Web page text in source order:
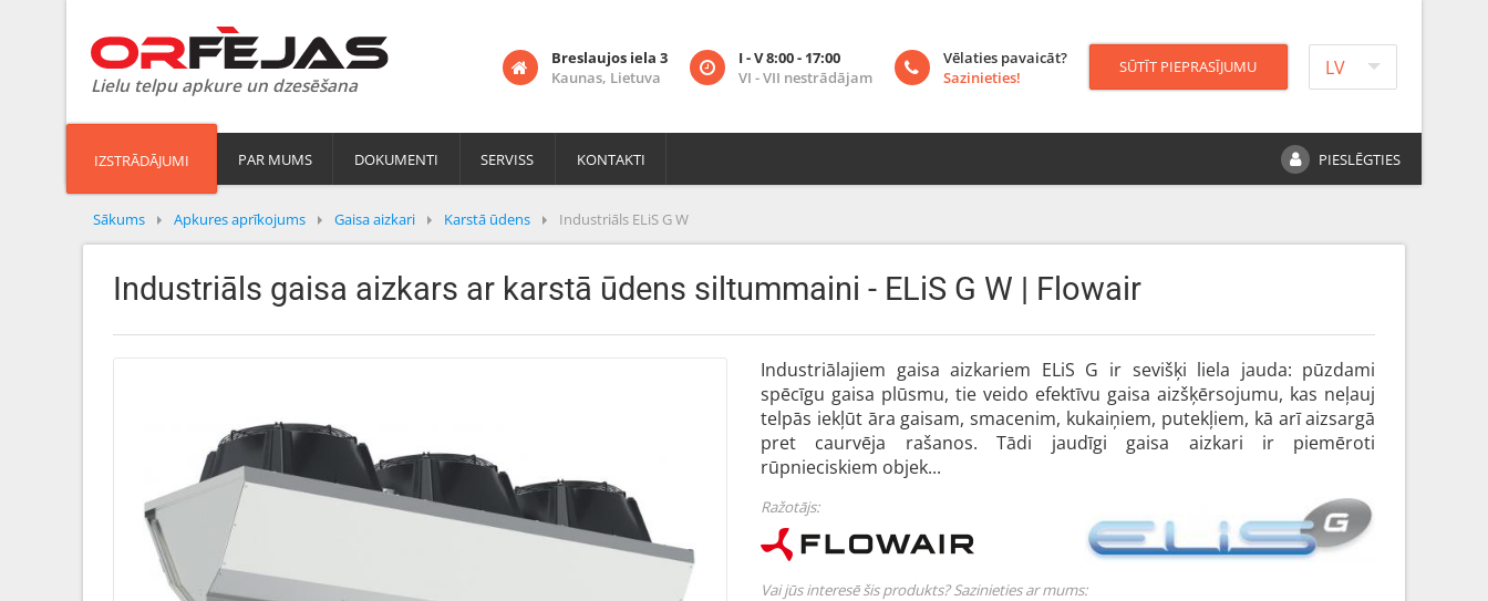
Lielu telpu apkure un dzesēšana
LV
Breslaujos iela 3
Kaunas, Lietuva
I - V 8:00 - 17:00
VI - VII nestrādājam
Vēlaties pavaicāt?
Sazinieties!
SŪTĪT PIEPRASĪJUMU
IZSTRĀDĀJUMI PAR MUMS DOKUMENTI SERVISS KONTAKTI PIESLĒGTIES
Sākums Apkures aprīkojums Gaisa aizkari Karstā ūdens Industriāls ELiS G W
Industriāls gaisa aizkars ar karstā ūdens siltummaini - ELiS G W | Flowair
Industriālajiem gaisa aizkariem ELiS G ir sevišķi liela jauda: pūzdami
spēcīgu gaisa plūsmu, tie veido efektīvu gaisa aizšķērsojumu, kas neļauj
telpās iekļūt āra gaisam, smacenim, kukaiņiem, putekļiem, kā arī aizsargā
pret caurvēja rašanos. Tādi jaudīgi gaisa aizkari ir piemēroti
rūpnieciskiem objek...
Ražotājs:
Vai jūs interesē šis produkts? Sazinieties ar mums: